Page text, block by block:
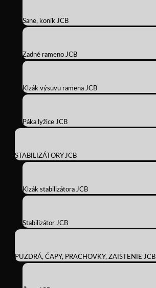
Sane, koník JCB
Zadné rameno JCB
Klzák výsuvu ramena JCB
Páka lyžice JCB
STABILIZÁTORY JCB
Klzák stabilizátora JCB
Stabilizátor JCB
PUZDRÁ, ČAPY, PRACHOVKY, ZAISTENIE JCB